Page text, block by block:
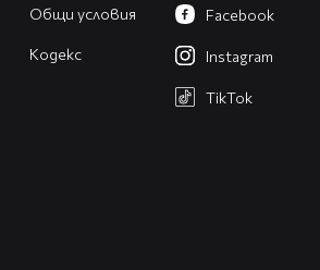
Общи условия
Кодекс
Facebook
Instagram
TikTok